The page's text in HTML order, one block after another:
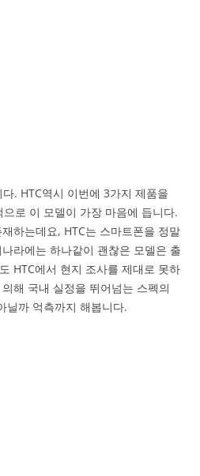
. HTC역시 이번에 3가지 제품을
로 이 모델이 가장 마음에 듭니다.
하는데요, HTC는 스마트폰을 정말
라에는 하나같이 괜찮은 모델은 출
HTC에서 현지 조사를 제대로 못하
해 국내 실정을 뛰어넘는 스펙의
닐까 억측까지 해봅니다.